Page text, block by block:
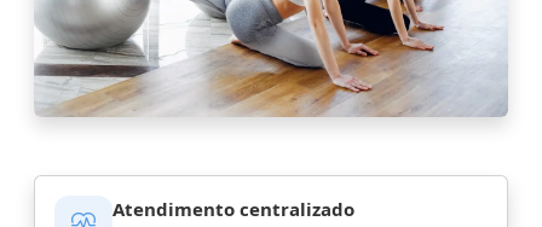
Atendimento centralizado